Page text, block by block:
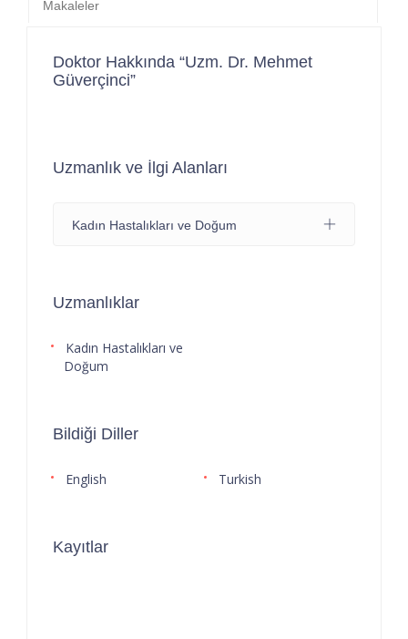
Makaleler
Doktor Hakkında “Uzm. Dr. Mehmet
Güverçinci”
Uzmanlık ve İlgi Alanları
Kadın Hastalıkları ve Doğum
Uzmanlıklar
Kadın Hastalıkları ve
Doğum
Bildiği Diller
English Turkish
Kayıtlar